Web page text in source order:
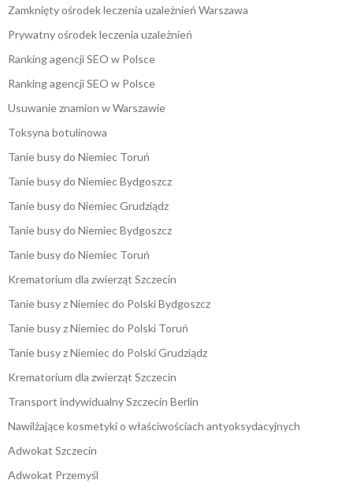
Zamknięty ośrodek leczenia uzależnień Warszawa
Prywatny ośrodek leczenia uzależnień
Ranking agencji SEO w Polsce
Ranking agencji SEO w Polsce
Usuwanie znamion w Warszawie
Toksyna botulinowa
Tanie busy do Niemiec Toruń
Tanie busy do Niemiec Bydgoszcz
Tanie busy do Niemiec Grudziądz
Tanie busy do Niemiec Bydgoszcz
Tanie busy do Niemiec Toruń
Krematorium dla zwierząt Szczecin
Tanie busy z Niemiec do Polski Bydgoszcz
Tanie busy z Niemiec do Polski Toruń
Tanie busy z Niemiec do Polski Grudziądz
Krematorium dla zwierząt Szczecin
Transport indywidualny Szczecin Berlin
Nawilżające kosmetyki o właściwościach antyoksydacyjnych
Adwokat Szczecin
Adwokat Przemyśl